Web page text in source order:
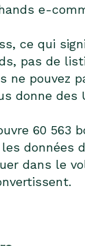
e-
ce qui
pas de
ne pouvez
donne des
60 563
les données
dans le